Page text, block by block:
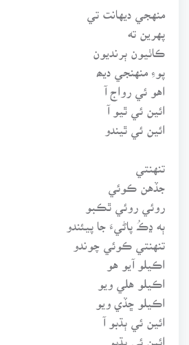
منهجي ديهانت تي
ڪاٺيون ٻرنديون
اهو ئي رواج آ
ائين ئي ٿيو آ
ائين ئي ٿيندو
جڏهن ڪوئي
روئي روئي ٿڪبو
ٻه ڍڪُ پاڻيءَ جا پيئندو
اڪيلو آيو هو
اڪيلو هلي ويو
اڪيلو ڇڏي ويو
ائين ئي ٻڌبو آ
ائين ئي ٻڌبو